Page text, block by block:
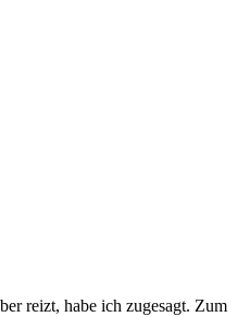
reizt, habe ich zugesagt. Zum